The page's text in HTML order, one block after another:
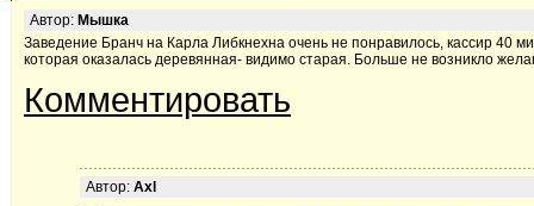
Автор: Мышка
Заведение Бранч на Карла Либкнехна очень не понравилось, кассир 40
которая оказалась деревянная- видимо старая. Больше не возникло
Комментировать
Автор:Axl